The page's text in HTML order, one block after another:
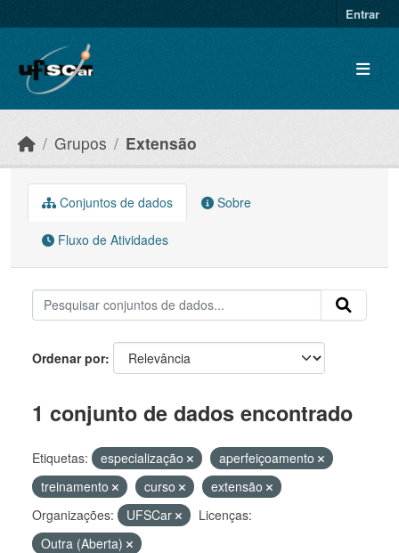
Entrar
Grupos Extensão
Conjuntos de dados Sobre
Fluxo de Atividades
Ordenar por
1 conjunto de dados encontrado
Etiquetas: especialização
aperfeiçoamento
treinamento
curso
extensão
Organizações:
UFSCar
Licenças:
Outra (Aberta)